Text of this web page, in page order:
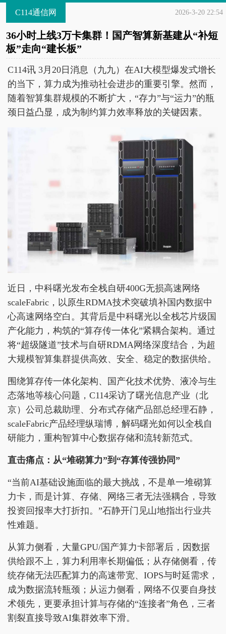
C114通信网 2026-3-20 22:54
36小时上线3万卡集群！国产智算新基建从“补短
板”走向“建长板”
C114讯 3月20日消息（九九）在AI大模型爆发式增长
的当下，算力成为推动社会进步的重要引擎。然而，
随着智算集群规模的不断扩大，“存力”与“运力”的瓶
颈日益凸显，成为制约算力效率释放的关键因素。
近日，中科曙光发布全栈自研400G无损高速网络
scaleFabric，以原生RDMA技术突破填补国内数据中
心高速网络空白。其背后是中科曙光以全栈芯片级国
产化能力，构筑的“算存传一体化”紧耦合架构。通过
将“超级隧道”技术与自研RDMA网络深度结合，为超
大规模智算集群提供高效、安全、稳定的数据供给。
围绕算存传一体化架构、国产化技术优势、液冷与生
态落地等核心问题，C114采访了曙光信息产业（北
京）公司总裁助理、分布式存储产品部总经理石静，
scaleFabric产品经理纵瑞博，解码曙光如何以全栈自
研能力，重构智算中心数据存储和流转新范式。
直击痛点：从“堆砌算力”到“存算传强协同”
“当前AI基础设施面临的最大挑战，不是单一堆砌算
力卡，而是计算、存储、网络三者无法强耦合，导致
投资回报率大打折扣。”石静开门见山地指出行业共
性难题。
从算力侧看，大量GPU/国产算力卡部署后，因数据
供给跟不上，算力利用率长期偏低；从存储侧看，传
统存储无法匹配算力的高速带宽、IOPS与时延需求，
成为数据流转瓶颈；从运力侧看，网络不仅要自身技
术领先，更要承担计算与存储的“连接者”角色，三者
割裂直接导致AI集群效率下滑。